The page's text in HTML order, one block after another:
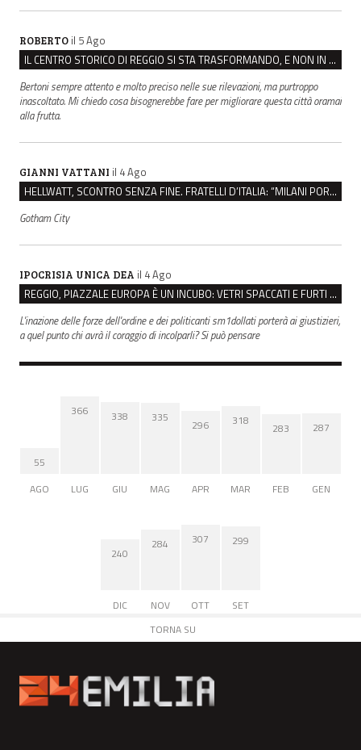
ROBERTO il 5 Ago
IL CENTRO STORICO DI REGGIO SI STA TRASFORMANDO, E NON IN MEGLIO
Bertoni sempre attento e molto preciso nelle sue rilevazioni, ma purtroppo
inascoltato. Mi chiedo cosa bisognerebbe fare per migliorare questa città oramai
alla frutta.
GIANNI VATTANI il 4 Ago
HELLWATT, SCONTRO SENZA FINE. FRATELLI D’ITALIA: “MILANI PORTA DOCUMENTI, DE FRANCO INSULTI”
Gotham City
IPOCRISIA UNICA DEA il 4 Ago
REGGIO, PIAZZALE EUROPA È UN INCUBO: VETRI SPACCATI E FURTI SULLE AUTO IN SOSTA
L'inazione delle forze dell'ordine e dei politicanti sm1dollati porterà ai giustizieri,
a quel punto chi avrà il coraggio di incolparli? Si può pensare
55
AGO
366
LUG
338
GIU
335
MAG
296
APR
318
MAR
283
FEB
287
GEN
240
DIC
284
NOV
307
OTT
299
SET
TORNA SU